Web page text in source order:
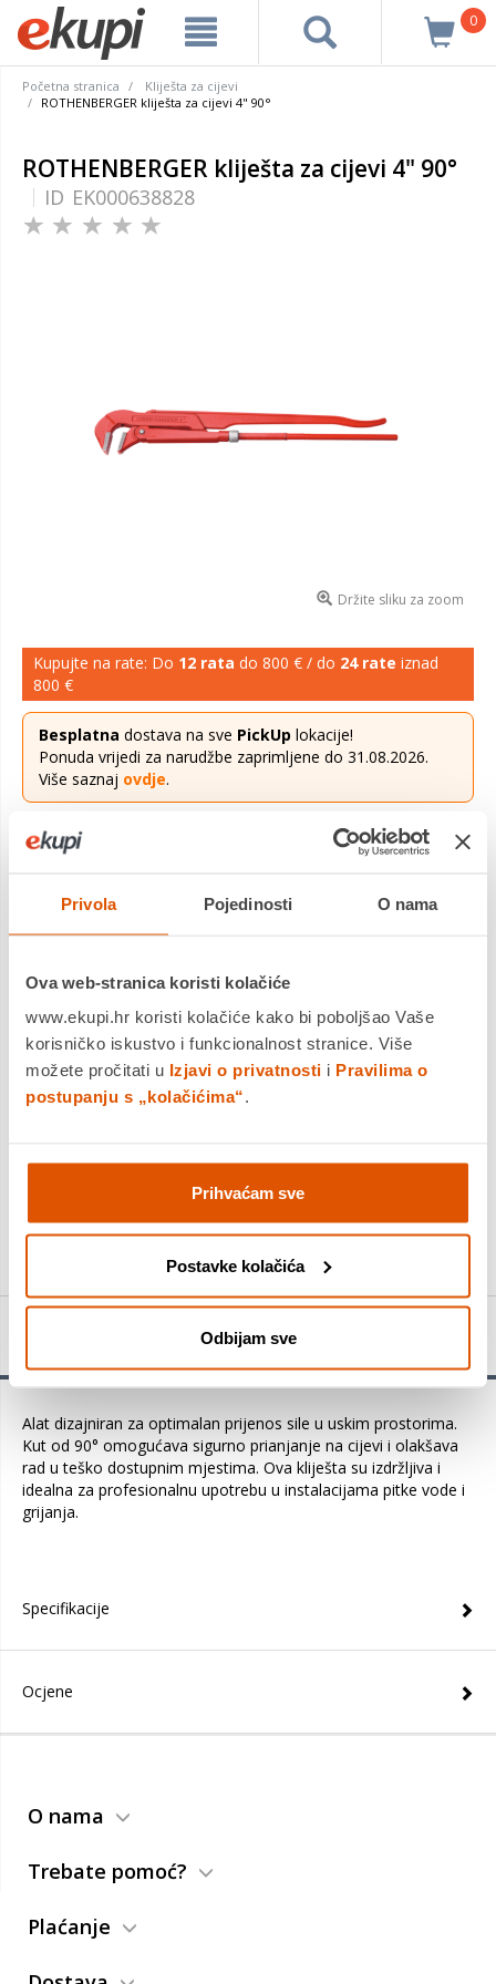
Privola Pojedinosti O nama
Ova web-stranica koristi kolačiće
www.ekupi.hr koristi kolačiće kako bi poboljšao Vaše
korisničko iskustvo i funkcionalnost stranice. Više
možete pročitati u Izjavi o privatnosti i Pravilima o
postupanju s „kolačićima“.
Prihvaćam sve
Postavke kolačića
Odbijam sve
0
Početna stranica
Kliješta za cijevi
ROTHENBERGER kliješta za cijevi 4" 90°
ROTHENBERGER kliješta za cijevi 4" 90°
ID EK000638828
Držite sliku za zoom
Kupujte na rate: Do 12 rata do 800 € / do 24 rate iznad
800 €
Besplatna dostava na sve PickUp lokacije!
Ponuda vrijedi za narudžbe zaprimljene do 31.08.2026.
Više saznaj ovdje.
Cijena 176,90 €
Kut od 90° omogućava sigurno prianjanje na cijevi i olakšava
rad u teško dostupnim mjestima. Ova kliješta ...
Dostavljamo već od14.08.2026
Platite gotovinom pri preuzimanju, Internet bankarstvom, karticama
jednokratno i na rate
Povrat robe moguć unutar 14 dana
DODAJTE U KOŠARICU
KUPITE ODMAH
Alat dizajniran za optimalan prijenos sile u uskim prostorima.
Kut od 90° omogućava sigurno prianjanje na cijevi i olakšava
rad u teško dostupnim mjestima. Ova kliješta su izdržljiva i
idealna za profesionalnu upotrebu u instalacijama pitke vode i
grijanja.
Specifikacije
Ocjene
O nama
Trebate pomoć?
Plaćanje